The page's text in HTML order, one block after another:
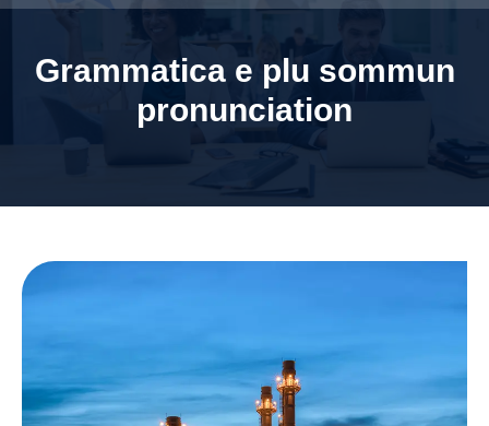
Grammatica e plu sommun
pronunciation